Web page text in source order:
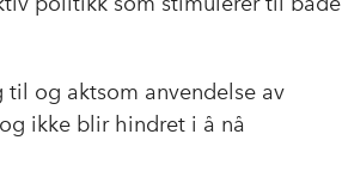
og aktsom anvendelse av
ikke blir hindret i å nå